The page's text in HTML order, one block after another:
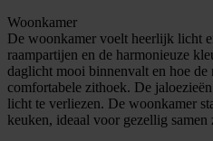
Woonkamer
De woonkamer voelt heerlijk licht
raampartijen en de harmonieuze
daglicht mooi binnenvalt en hoe de
comfortabele zithoek. De
licht te verliezen. De woonkamer
keuken, ideaal voor gezellig samen